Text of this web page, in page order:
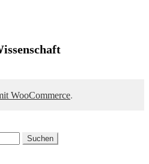
WooCommerce.
Suchen